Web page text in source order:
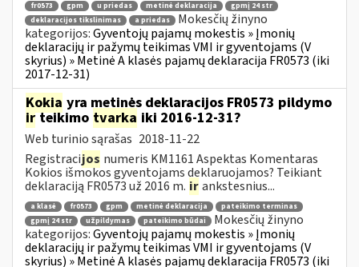
fr0573 gpm u priedas metinė deklaracija
gpmį 24 str
deklaracijos tikslinimas
a priedas
Mokesčių žinyno
kategorijos:Gyventojų pajamų mokestis » Įmonių
deklaracijų ir pažymų teikimas VMI ir gyventojams (V
skyrius) » Metinė A klasės pajamų deklaracija FR0573 (iki
2017-12-31)
Kokia yra metinės deklaracijos FR0573 pildymo
irteikimo tvarka iki 2016-12-31?
Web turinio sąrašas 2018-11-22
Registracijos numeris KM1161 Aspektas Komentaras
Kokios išmokos gyventojams deklaruojamos? Teikiant
deklaraciją FR0573 už 2016 m. irankstesnius...
a klasė fr0573 gpm metinė deklaracija
pateikimo terminas
gpmį 24 str
užpildymas pateikimo būdai
Mokesčių žinyno
kategorijos:Gyventojų pajamų mokestis » Įmonių
deklaracijų ir pažymų teikimas VMI ir gyventojams (V
skyrius) » Metinė A klasės pajamų deklaracija FR0573 (iki